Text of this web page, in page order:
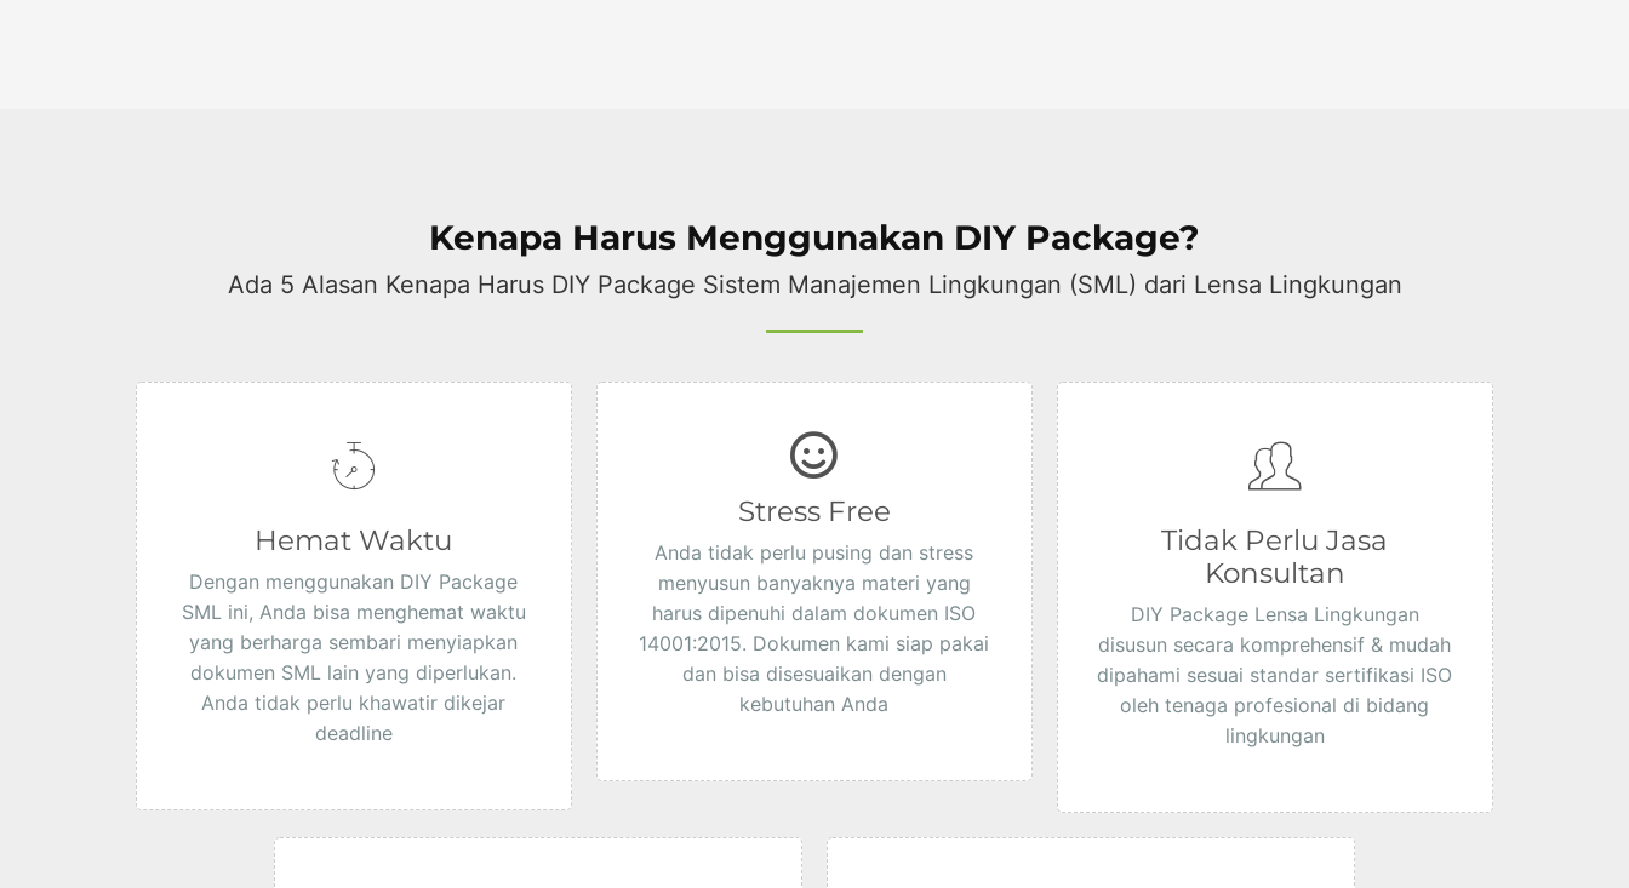
Kenapa Harus Menggunakan DIY Package?
Ada 5 Alasan Kenapa Harus DIY Package Sistem Manajemen Lingkungan (SML) dari Lensa Lingkungan
Hemat Waktu
Dengan menggunakan DIY Package
SML ini, Anda bisa menghemat waktu
yang berharga sembari menyiapkan
dokumen SML lain yang diperlukan.
Anda tidak perlu khawatir dikejar
deadline
Stress Free
Anda tidak perlu pusing dan stress
menyusun banyaknya materi yang
harus dipenuhi dalam dokumen ISO
14001:2015. Dokumen kami siap pakai
dan bisa disesuaikan dengan
kebutuhan Anda
Tidak Perlu Jasa
Konsultan
DIY Package Lensa Lingkungan
disusun secara komprehensif & mudah
dipahami sesuai standar sertifikasi ISO
oleh tenaga profesional di bidang
lingkungan